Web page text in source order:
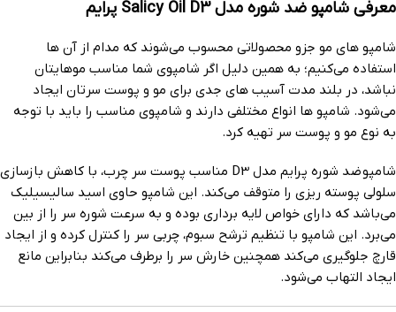
معرفی شامپو ضد شوره مدل Salicy Oil D3 پرایم
شامپو های مو جزو محصولاتی محسوب می‌شوند که مدام از آن ها
استفاده می‌کنیم؛ به همین دلیل اگر شامپوی شما مناسب موهایتان
نباشد، در بلند مدت آسیب های جدی برای مو و پوست سرتان ایجاد
می‌شود. شامپو ها انواع مختلفی دارند و شامپوی مناسب را باید با توجه
به نوع مو و پوست سر تهیه کرد.
شامپو ضد شوره پرایم مدل D3 مناسب پوست سر چرب، با کاهش بازسازی
سلولی پوسته ریزی را متوقف می‌کند. این شامپو حاوی اسید سالیسیلیک
می‌باشد که دارای خواص لایه برداری بوده و به سرعت شوره سر را از بین
می‌برد. این شامپو با تنظیم ترشح سبوم، چربی سر را کنترل کرده و از ایجاد
قارچ جلوگیری می‌کند همچنین خارش سر را برطرف می‌کند بنابراین مانع
ایجاد التهاب می‌شود.